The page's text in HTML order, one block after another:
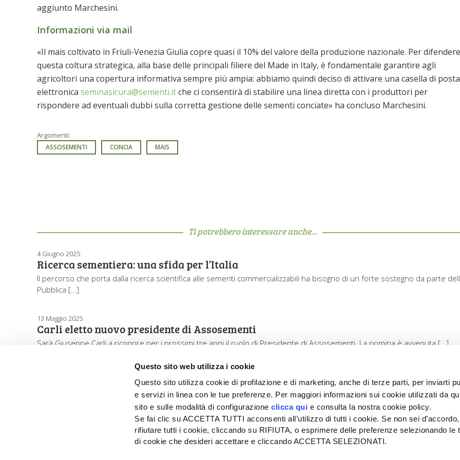
Questo sito web utilizza i cookie
Questo sito utilizza cookie di profilazione e di marketing, anche di terze parti, per inviarti
e servizi in linea con le tue preferenze. Per maggiori informazioni sui cookie utilizzati da
sito e sulle modalità di configurazioneclicca qui e consulta la nostra cookie policy.
Se fai clic su ACCETTA TUTTI acconsenti all’utilizzo di tutti i cookie. Se non sei
rifiutare tutti i cookie, cliccando su RIFIUTA, o esprimere delle preferenze selezionando le
di cookie che desideri accettare e cliccando ACCETTA SELEZIONATI.
aggiunto Marchesini.
Informazioni via mail
«Il mais coltivato in Friuli-Venezia Giulia copre quasi il 10% del valore della produzione nazionale. Per difendere
questa coltura strategica, alla base delle principali filiere del Made in Italy, è fondamentale garantire agli
agricoltori una copertura informativa sempre più ampia: abbiamo quindi deciso di attivare una casella di posta
elettronica seminasicura@sementi.itche ci consentirà di stabilire una linea diretta con i produttori per
rispondere ad eventuali dubbi sulla corretta gestione delle sementi conciate» ha concluso Marchesini.
Argomenti:
ASSOSEMENTI CONCIA MAIS
Ti potrebbero interessare anche...
4 Giugno 2025
Ricerca sementiera: una sfida per l’Italia
Il percorso che porta dalla ricerca scientifica alle sementi commercializzabili ha bisogno di un forte sostegno da parte
Pubblica […]
13 Maggio 2025
Carli eletto nuovo presidente di Assosementi
Sarà Giuseppe Carli a ricoprire per i prossimi tre anni il ruolo di Presidente di Assosementi. La nomina è avvenuta […]
EDIZIONI L'INFORMATORE AGRARIO Srl
SEDE
Tel + 39.045.8057511
info@informatoreagrario.it
PUBBLICITÀ
Tel +